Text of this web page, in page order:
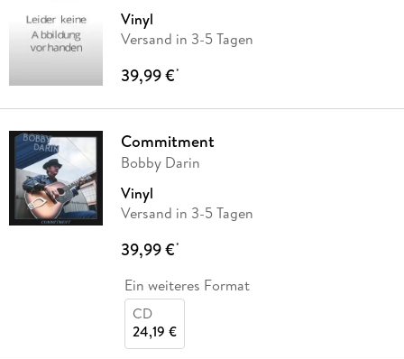
Vinyl
Versand in 3-5 Tagen
39,99 €*
Commitment
Bobby Darin
Vinyl
Versand in 3-5 Tagen
39,99 €*
Ein weiteres Format
CD
24,19 €